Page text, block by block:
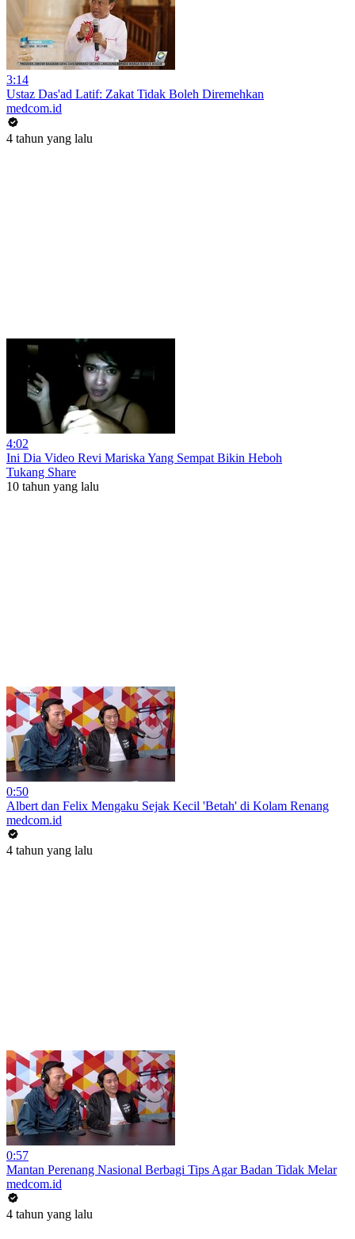
3:14
Ustaz Das'ad Latif: Zakat Tidak Boleh Diremehkan
medcom.id
4 tahun yang lalu
4:02
Ini Dia Video Revi Mariska Yang Sempat Bikin Heboh
Tukang Share
10 tahun yang lalu
0:50
Albert dan Felix Mengaku Sejak Kecil 'Betah' di Kolam Renang
medcom.id
4 tahun yang lalu
0:57
Mantan Perenang Nasional Berbagi Tips Agar Badan Tidak Melar
medcom.id
4 tahun yang lalu